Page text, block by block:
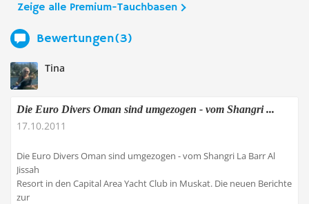
Zeige alle Premium-Tauchbasen
Bewertungen(3)
Tina
Die Euro Divers Oman sind umgezogen - vom Shangri ...
17.10.2011
Die Euro Divers Oman sind umgezogen - vom Shangri La Barr Al
Jissah
Resort in den Capital Area Yacht Club in Muskat. Die neuen Berichte
zur